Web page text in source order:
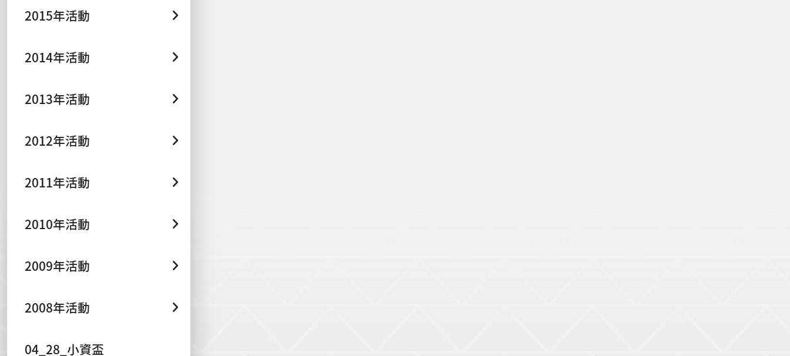
2015年活動
2014年活動
2013年活動
2012年活動
2011年活動
2010年活動
2009年活動
2008年活動
04_28_小資盃